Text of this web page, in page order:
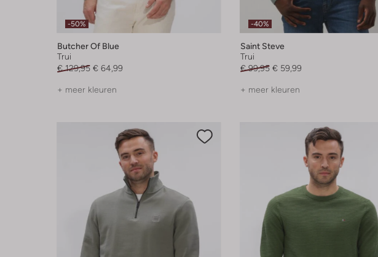
-50%
Butcher Of Blue
Trui
€ 129,95 € 64,99
+ meer kleuren
-40%
Saint Steve
Trui
€ 99,95 € 59,99
+ meer kleuren